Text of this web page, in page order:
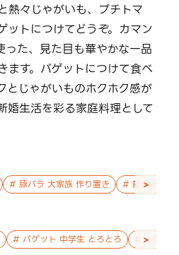
熱々じゃがいも、プチトマ
ットにつけてどうぞ。カマン
った、見た目も華やかな一品
ます。バゲットにつけて食べ
とじゃがいものホクホク感が
婚生活を彩る家庭料理として
# 豚バラ 大家族 作り置き # 鮭 親子 作
>
# バゲット 中学生 とろとろ #バゲッ
>